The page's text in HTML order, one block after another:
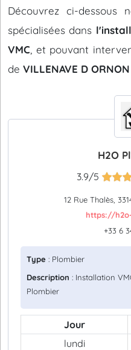
Découvrez ci-dessous
spécialisées dans
VMC , et pouvant
de VILLENAVE D
H2O
3.9/5
12 Rue Thalès,
https://
+33 6
Type : Plombier
Description : Installation
Plombier
Jour
lundi